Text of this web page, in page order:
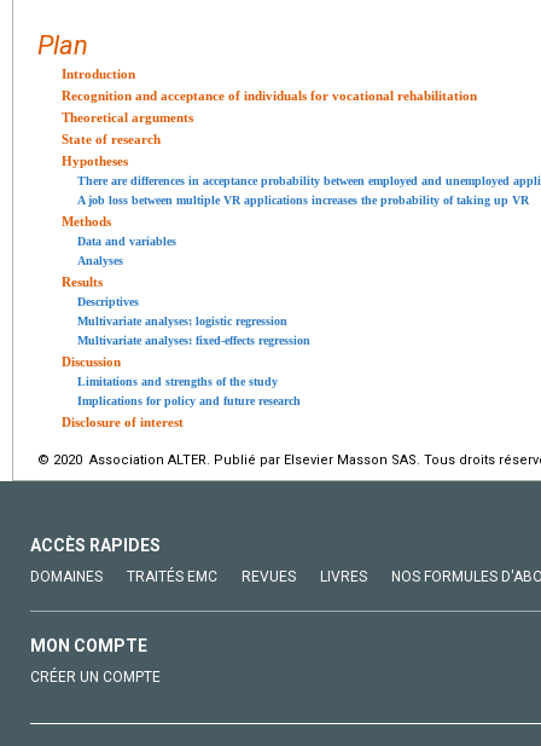
Plan
Introduction
Recognition and acceptance of individuals for vocational rehabilitation
Theoretical arguments
State of research
Hypotheses
There are differences in acceptance probability between employed and unemployed
A job loss between multiple VR applications increases the probability of taking up VR
Methods
Data and variables
Analyses
Results
Descriptives
Multivariate analyses: logistic regression
Multivariate analyses: fixed-effects regression
Discussion
Limitations and strengths of the study
Implications for policy and future research
Disclosure of interest
© 2020 Association ALTER. Publié par Elsevier Masson SAS. Tous droits
ACCÈS RAPIDES
DOMAINES TRAITÉS EMC REVUES LIVRES NOS FORMULES
MON COMPTE
CRÉER UN COMPTE